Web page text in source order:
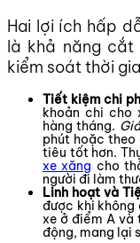
Hai lợi ích hấp
là khả năng cắt
kiểm soát thời
Tiết kiệm chi
khoản chi cho
hàng tháng.
phút hoặc
tiêu tốt hơn.
xe xăng cho
người đi làm
Linh hoạt và
được khi
xe ở điểm A và
động, mang lại